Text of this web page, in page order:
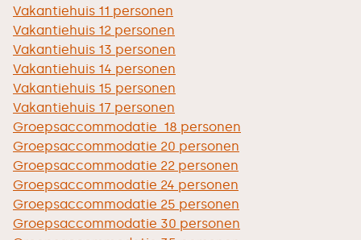
Vakantiehuis 11 personen
Vakantiehuis 12 personen
Vakantiehuis 13 personen
Vakantiehuis 14 personen
Vakantiehuis 15 personen
Vakantiehuis 17 personen
Groepsaccommodatie 18 personen
Groepsaccommodatie 20 personen
Groepsaccommodatie 22 personen
Groepsaccommodatie 24 personen
Groepsaccommodatie 25 personen
Groepsaccommodatie 30 personen